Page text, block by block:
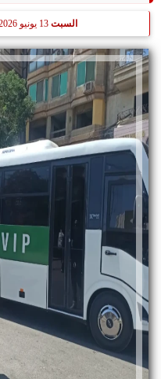
السبت 13 يونيو 2026